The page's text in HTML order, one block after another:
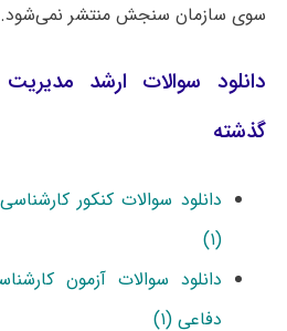
سوی سازمان سنجش منتشر نمی‌شود.
گذشته
(۱)
دفاعی (۱)